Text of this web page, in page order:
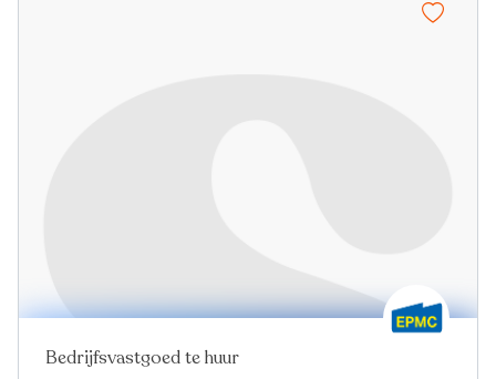
Nieuw
Bedrijfsvastgoed te huur